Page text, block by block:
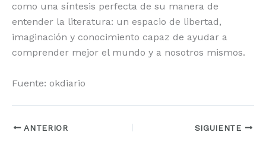
como una síntesis perfecta de su manera de
entender la literatura: un espacio de libertad,
imaginación y conocimiento capaz de ayudar a
comprender mejor el mundo y a nosotros mismos.
Fuente: okdiario
ANTERIOR SIGUIENTE